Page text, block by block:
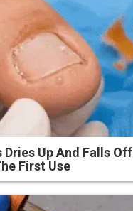
Dries Up And Falls Off
First Use